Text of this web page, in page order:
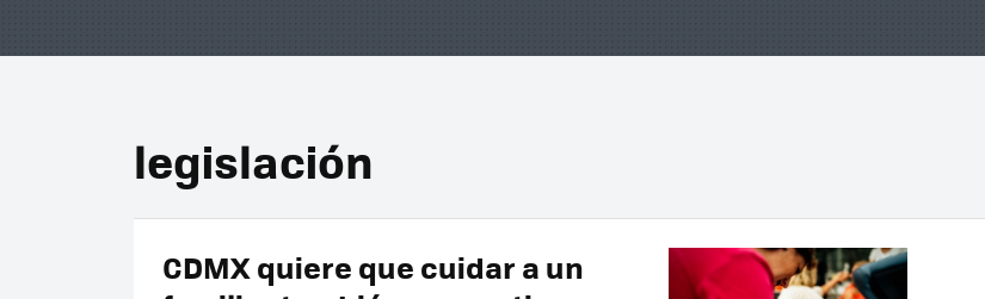
legislación
CDMX quiere que cuidar a un